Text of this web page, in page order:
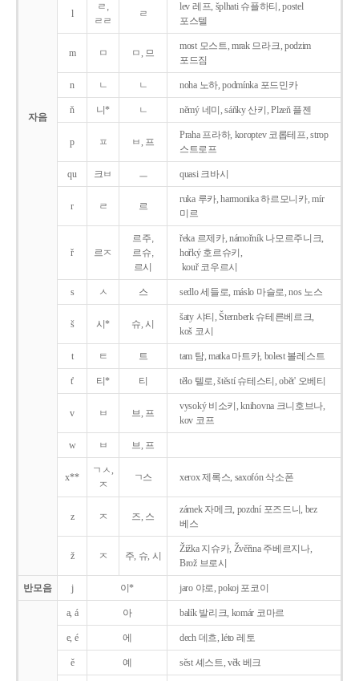
자음
l
ㄹ,
ㄹㄹ
ㄹ
lev 레프, šplhati 슈플하티, postel
포스텔
m ㅁ ㅁ, 므
most 모스트, mrak 므라크, podzim
포드짐
n ㄴ ㄴ noha 노하, podmínka 포드민카
ň 니* ㄴ němý 네미, sáňky 산키, Plzeň 플젠
p ㅍ ㅂ, 프
Praha 프라하, koroptev 코롭테프, strop
스트로프
qu 크ㅂ ㅡ quasi 크바시
r ㄹ 르
ruka 루카, harmonika 하르모니카, mír
미르
ř 르ㅈ
르주,
르슈,
르시
řeka 르제카, námořník 나모르주니크,
hořký 호르슈키,
kouř 코우르시
s ㅅ 스 sedlo 세들로, máslo 마슬로, nos 노스
š 시* 슈, 시
šaty 샤티, Šternberk 슈테른베르크,
koš 코시
t ㅌ 트 tam 탐, matka 마트카, bolest 볼레스트
t' 티* 티 tělo 텔로, štěstí 슈테스티, obět' 오베티
v ㅂ 브, 프
vysoký 비소키, knihovna 크니호브나,
kov 코프
w ㅂ 브, 프
x**
ㄱㅅ,
ㅈ
ㄱ스 xerox 제록스, saxofón 삭소폰
z ㅈ 즈, 스
zámek 자메크, pozdní 포즈드니, bez
베스
ž ㅈ 주, 슈, 시
Žižka 지슈카, Žvěřina 주베르지나,
Brož 브로시
반모음 j 이* jaro 야로, pokoj 포코이
a, á 아 balík 발리크, komár 코마르
e, é 에 dech 데흐, léto 레토
ě 예 sěst 셰스트, věk 베크